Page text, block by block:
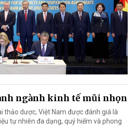
ngành kinh tế mũi nhọn
thảo dược, Việt Nam được đánh giá là
tự nhiên đa dạng, quý hiếm và phong